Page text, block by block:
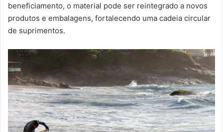
beneficiamento, o material pode ser reintegrado a novos
produtos e embalagens, fortalecendo uma cadeia circular
de suprimentos.